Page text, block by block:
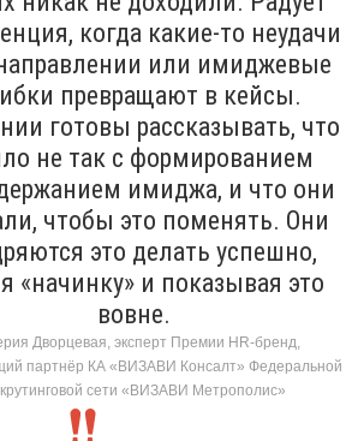
когда какие-то неудачи
или имиджевые
превращают в кейсы.
готовы рассказывать, что
не так с формированием
имиджа, и что они
чтобы это поменять. Они
это делать успешно,
«начинку» и показывая это
вовне.
Дворцевая, эксперт Премии HR-бренд,
партнёр КА «ВИЗАВИ Консалт» Федеральной
сети «ВИЗАВИ Метрополис»